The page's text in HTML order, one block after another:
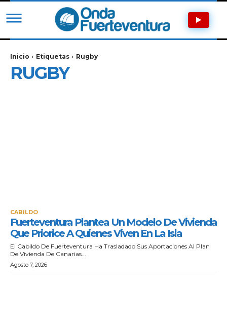
Inicio Etiquetas Rugby
RUGBY
CABILDO
Fuerteventura Plantea Un Modelo De Vivienda
Que Priorice A Quienes Viven En La Isla
El Cabildo De Fuerteventura Ha Trasladado Sus Aportaciones Al Plan
De Vivienda De Canarias...
Agosto 7, 2026